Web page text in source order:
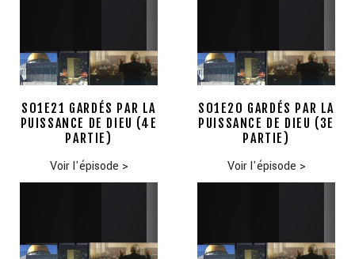
S01E21 GARDÉS PAR LA
PUISSANCE DE DIEU (4E
PARTIE)
Voir l'épisode >
S01E20 GARDÉS PAR LA
PUISSANCE DE DIEU (3E
PARTIE)
Voir l'épisode >